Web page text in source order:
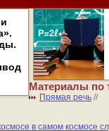
Материалы по
Прямая речь //
в самом космосе